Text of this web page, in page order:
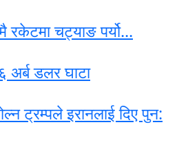
चट्याङ पर्यो...
डलर घाटा
ट्रम्पले इरानलाई दिए पुन: